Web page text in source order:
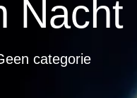
Nacht
categorie